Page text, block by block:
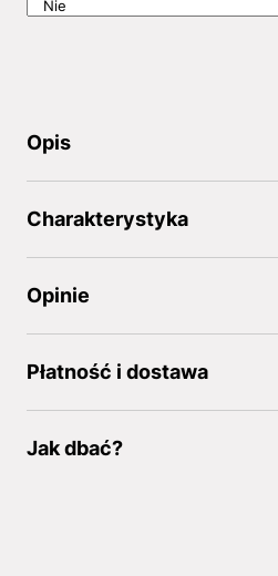
Opis
Charakterystyka
Opinie
Płatność i dostawa
Jak dbać?